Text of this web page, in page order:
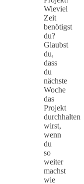
Wieviel
Zeit
benötigst
du?
Glaubst
du,
dass
du
nächste
Woche
das
Projekt
durchhalten
wirst,
wenn
du
so
weiter
machst
wie